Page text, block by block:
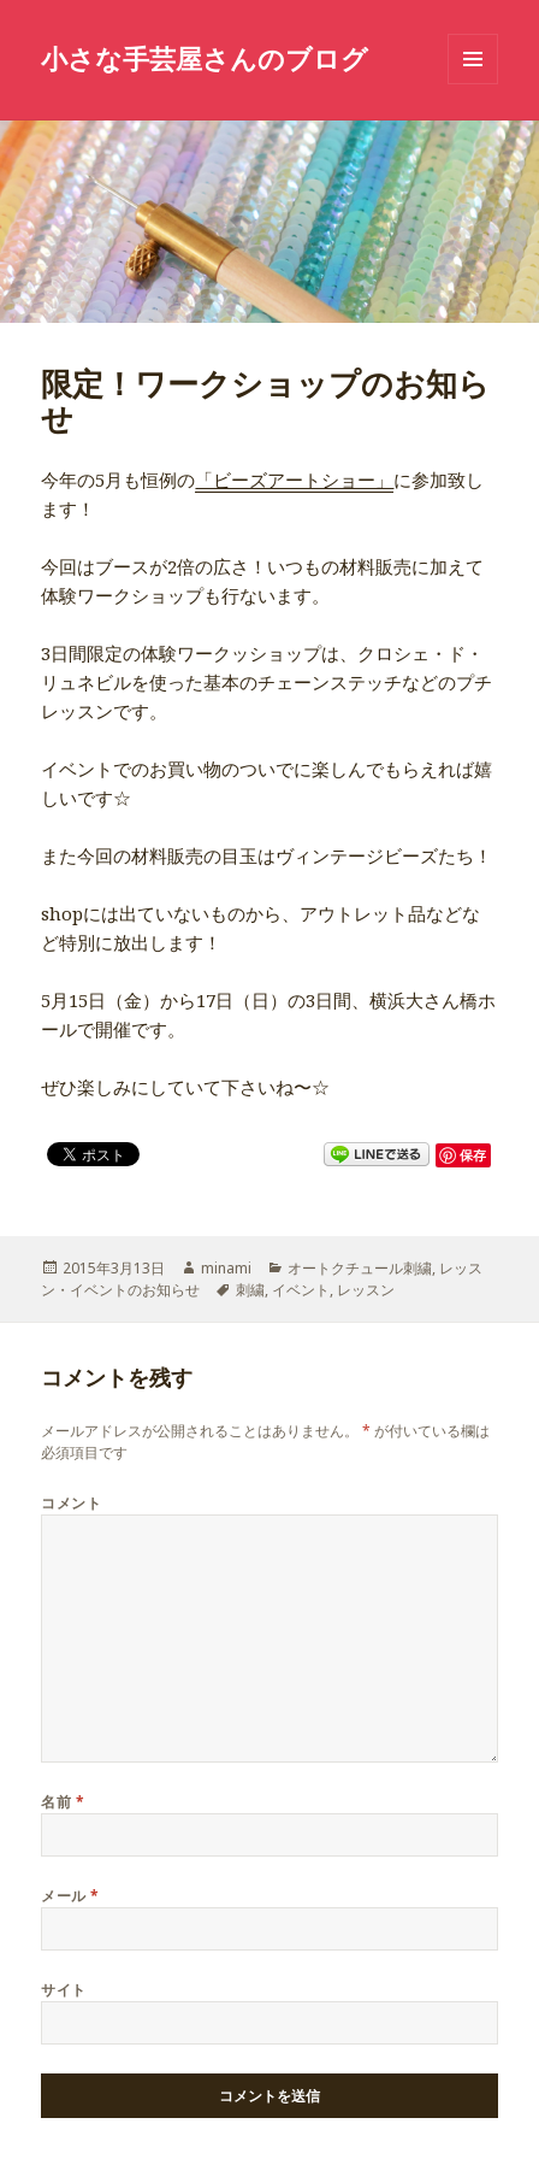
小さな手芸屋さんのブログ
ーとウ
ィジェ
ット
限定！ワークショップのお知ら
せ
今年の5月も恒例の 「ビーズアートショー」 に参加致し
ます！
今回はブースが2倍の広さ！いつもの材料販売に加えて
体験ワークショップも行ないます。
3日間限定の体験ワークッショップは、クロシェ・ド・
リュネビルを使った基本のチェーンステッチなどのプチ
レッスンです。
イベントでのお買い物のついでに楽しんでもらえれば嬉
しいです☆
また今回の材料販売の目玉はヴィンテージビーズたち！
shopには出ていないものから、アウトレット品などな
ど特別に放出します！
5月15日（金）から17日（日）の3日間、横浜大さん橋ホ
ールで開催です。
ぜひ楽しみにしていて下さいね〜☆
保存
投
稿
2015年3月13日
作
minami
カ
テ
オートクチュール刺繍, レッス
ン・イベントのお知らせ
タ
刺繍, イベント , レッスン
コメントを残す
メールアドレスが公開されることはありません。 * が付いている欄は
必須項目です
コメント
名前 *
メール*
サイト